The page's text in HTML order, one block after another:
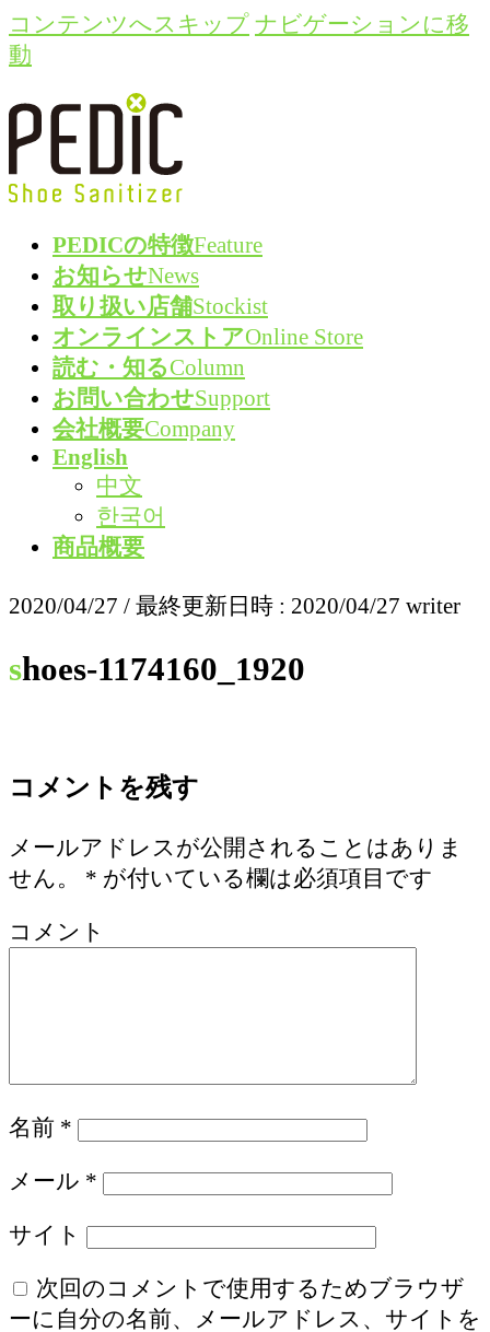
コンテンツへスキップ ナビゲーションに移
動
PEDICの特徴Feature
お知らせNews
取り扱い店舗Stockist
オンラインストアOnline Store
読む・知るColumn
お問い合わせSupport
会社概要Company
English
中文
한국어
商品概要
2020/04/27 / 最終更新日時 : 2020/04/27 writer
shoes-1174160_1920
コメントを残す
メールアドレスが公開されることはありま
せん。
* が付いている欄は必須項目です
コメント
名前 *
メール *
サイト
次回のコメントで使用するためブラウザ
ーに自分の名前、メールアドレス、サイトを